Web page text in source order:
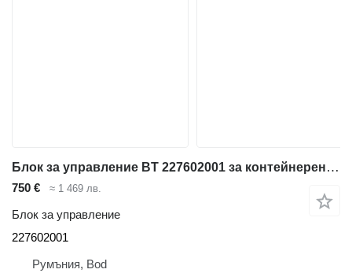
Блок за управление BT 227602001 за контейнерен товарач
750 € ≈ 1 469 лв.
Блок за управление
227602001
Румъния, Bod